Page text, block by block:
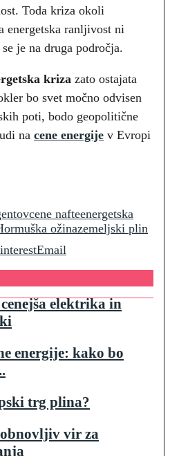
Toda kriza okoli
energetska ranljivost ni
je na druga področja.
kriza zato ostajata
bo svet močno odvisen
poti, bodo geopolitične
na cene energije v Evropi
cene nafteenergetska
ožinazemeljski plin
Email
elektrika in
energije: kako bo
trg plina?
vir za